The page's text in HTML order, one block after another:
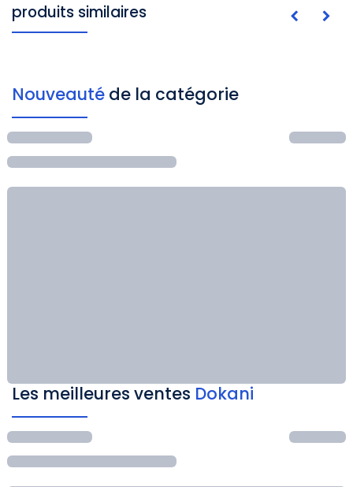
produits similaires
Nouveauté de la catégorie
Les meilleures ventes Dokani